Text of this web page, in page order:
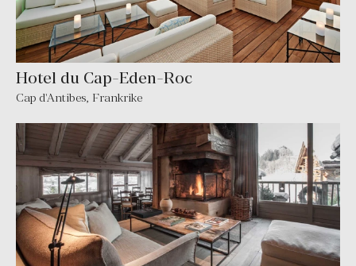
Hotel du Cap-Eden-Roc
Cap d'Antibes, Frankrike